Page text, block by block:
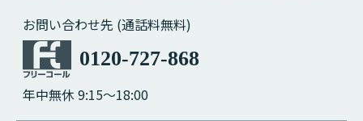
お問い合わせ先 (通話料無料)
0120-727-868
年中無休 9:15～18:00